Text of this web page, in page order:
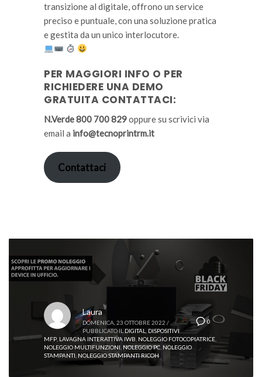
transizione al digitale, offrono un service
preciso e puntuale, con una soluzione pratica
e gestita da un unico interlocutore.
PER MAGGIORI INFO O PER
RICHIEDERE UNA DEMO
GRATUITA CONTATTACI:
N.Verde 800 700 829oppure su scrivici via
email a info@tecnoprintrm.it
Contattaci
0
Laura
DOMENICA, 23 OTTOBRE 2022 /
PUBBLICATO IL DIGITAL
DISPOSITIVI
MFP LAVAGNA INTERATTIVA IWB NOLEGGIO FOTOCOPIATRICE
NOLEGGIO MULTIFUNZIONI NOLEGGIO PC NOLEGGIO
STAMPANTI NOLEGGIO STAMPANTI RICOH